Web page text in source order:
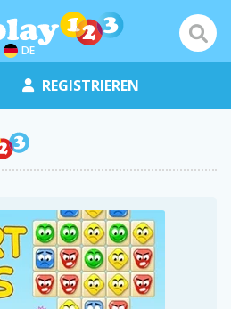
DE
REGISTRIEREN